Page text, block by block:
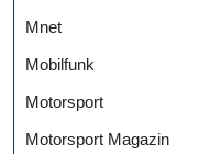
Mnet
Mobilfunk
Motorsport
Motorsport Magazin